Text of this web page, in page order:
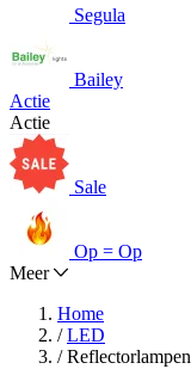
Segula
Bailey
Actie
Actie
Sale
Op = Op
Meer
Home
/ LED
/ Reflectorlampen